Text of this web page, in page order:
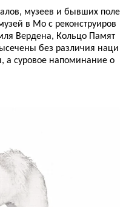
музеев и бывших поле
в Мо с реконструиров
Вердена, Кольцо Памят
без различия наци
а суровое напоминание о